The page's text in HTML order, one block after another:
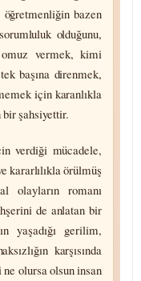
bazen
olduğunu,
vermek, kimi
başına direnmek,
için karanlıkla
bir şahsi­yettir.
verdiği mücadele,
karar­lılıkla örülmüş
olayların romanı
de anlatan bir
yaşadığı gerilim,
karşısında
ne olursa olsun insan